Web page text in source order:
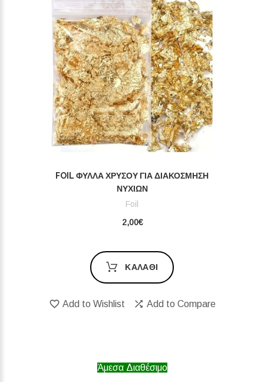
FOIL ΦΎΛΛΑ ΧΡΥΣΟΎ ΓΙΑ ΔΙΑΚΌΣΜΗΣΗ
ΝΥΧΙΏΝ
Foil
2,00€
ΚΑΛΆΘΙ
Add to Wishlist Add to Compare
Άμεσα Διαθέσιμο